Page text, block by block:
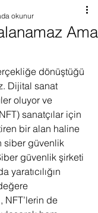
Ama
okunur
dönüştüğü
Dijital sanat
oluyor ve
sanatçılar için
bir alan haline
siber güvenlik
güvenlik şirketi
yaratıcılığın
de